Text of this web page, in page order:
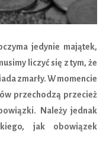
jedynie majątek,
liczyć się z tym, że
zmarły. W momencie
przechodzą przecież
Należy jednak
jak obowiązek